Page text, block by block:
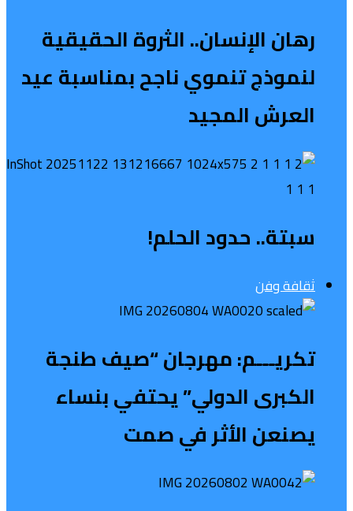
رهان الإنسان.. الثروة الحقيقية
لنموذج تنموي ناجح بمناسبة عيد
العرش المجيد
سبتة.. حدود الحلم!
ثقافة وفن
تكريـــم: مهرجان “صيف طنجة
الكبرى الدولي” يحتفي بنساء
يصنعن الأثر في صمت